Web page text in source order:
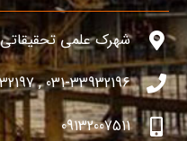
شهرک علمی
031-33932196 , 031-33932197
09132007511